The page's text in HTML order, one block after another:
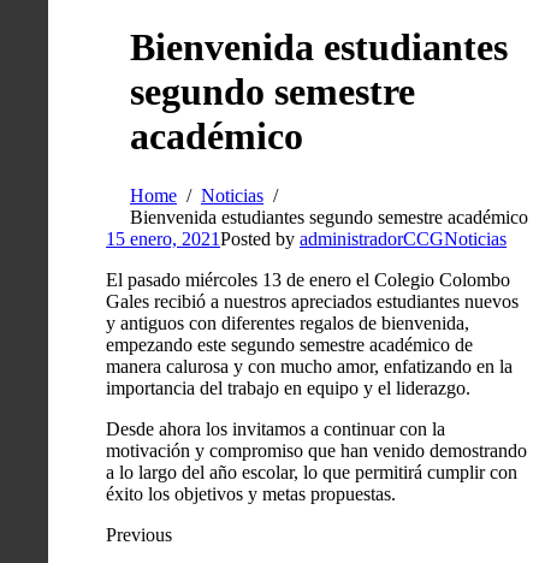
Bienvenida estudiantes
segundo semestre
académico
Home
Noticias
Bienvenida estudiantes segundo semestre académico
15 enero, 2021Posted by administradorCCGNoticias
El pasado miércoles 13 de enero el Colegio Colombo
Gales recibió a nuestros apreciados estudiantes nuevos
y antiguos con diferentes regalos de bienvenida,
empezando este segundo semestre académico de
manera calurosa y con mucho amor, enfatizando en la
importancia del trabajo en equipo y el liderazgo.
Desde ahora los invitamos a continuar con la
motivación y compromiso que han venido demostrando
a lo largo del año escolar, lo que permitirá cumplir con
éxito los objetivos y metas propuestas.
Previous